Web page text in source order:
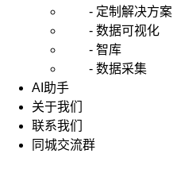
- 定制解决方案
- 数据可视化
- 智库
- 数据采集
AI助手
关于我们
联系我们
同城交流群